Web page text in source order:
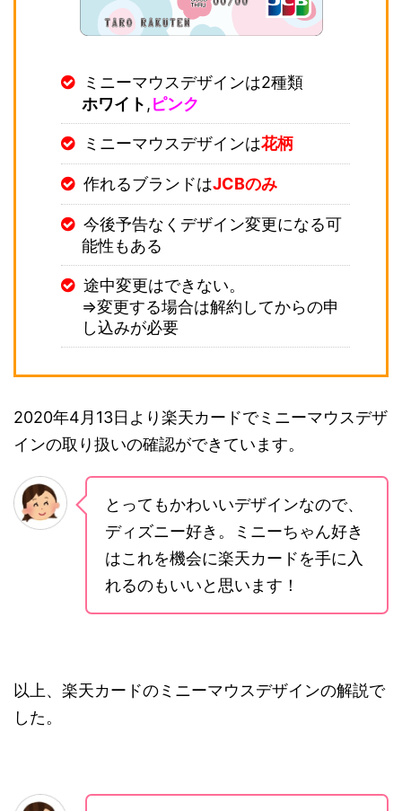
ミニーマウスデザインは2種類
ホワイト ,ピンク
ミニーマウスデザインは花柄
作れるブランドはJCBのみ
今後予告なくデザイン変更になる可
能性もある
途中変更はできない。
⇒変更する場合は解約してからの申
し込みが必要
2020年4月13日より楽天カードでミニーマウスデザ
インの取り扱いの確認ができています。
とってもかわいいデザインなので、
ディズニー好き。ミニーちゃん好き
はこれを機会に楽天カードを手に入
れるのもいいと思います！
以上、楽天カードのミニーマウスデザインの解説で
した。